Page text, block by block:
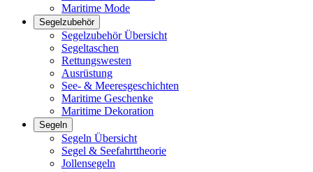
Maritime Mode
Segelzubehör
Segelzubehör Übersicht
Segeltaschen
Rettungswesten
Ausrüstung
See- & Meeresgeschichten
Maritime Geschenke
Maritime Dekoration
Segeln
Segeln Übersicht
Segel & Seefahrttheorie
Jollensegeln